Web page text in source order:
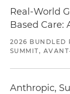
Real-World
Based Care:
2026 BUNDLED
SUMMIT,
Anthropic,